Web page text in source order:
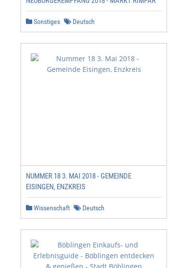
Sonstiges Deutsch
NUMMER 18 3. MAI 2018 - GEMEINDE
EISINGEN, ENZKREIS
Wissenschaft Deutsch